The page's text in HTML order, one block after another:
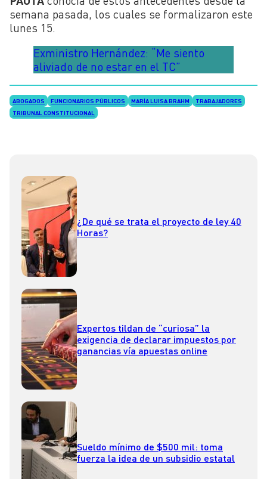
semana pasada, los cuales se formalizaron este
lunes 15.
Exministro Hernández: “Me siento
aliviado de no estar en el TC”
ABOGADOS FUNCIONARIOS PÚBLICOS MARÍA LUISA BRAHM
TRABAJADORES
TRIBUNAL CONSTITUCIONAL
¿De qué se trata el proyecto de ley 40
Horas?
Expertos tildan de “curiosa” la
exigencia de declarar impuestos por
ganancias vía apuestas online
Sueldo mínimo de $500 mil: toma
fuerza la idea de un subsidio estatal